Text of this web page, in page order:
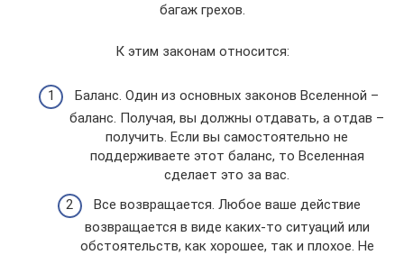
багаж грехов.
К этим законам относится:
Баланс. Один из основных законов Вселенной –
баланс. Получая, вы должны отдавать, а отдав –
получить. Если вы самостоятельно не
поддерживаете этот баланс, то Вселенная
сделает это за вас.
Все возвращается. Любое ваше действие
возвращается в виде каких-то ситуаций или
обстоятельств, как хорошее, так и плохое. Не